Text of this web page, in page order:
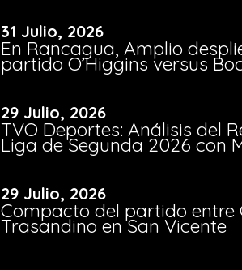
31 Julio, 2026
En Rancagua, Amplio
partido O’Higgins versus
29 Julio, 2026
TVO Deportes: Análisis del
Liga de Segunda 2026 con
29 Julio, 2026
Compacto del partido entre
Trasandino en San Vicente